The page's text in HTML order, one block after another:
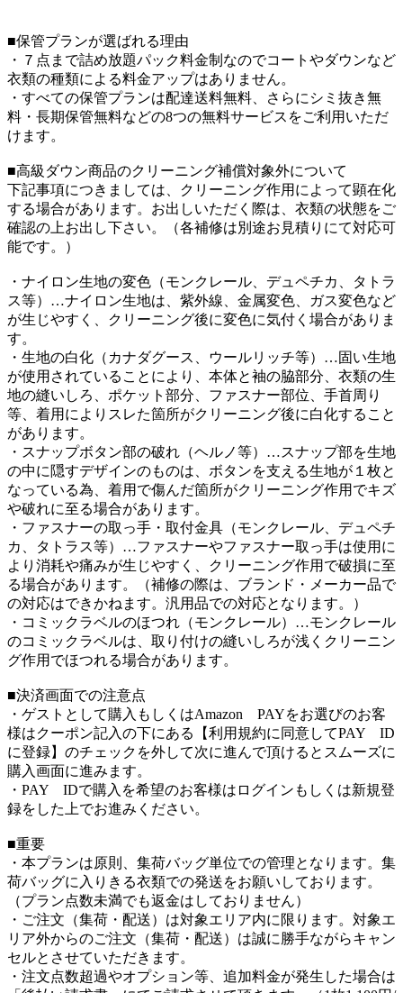
■保管プランが選ばれる理由
・７点まで詰め放題パック料金制なのでコートやダウンなど
衣類の種類による料金アップはありません。
・すべての保管プランは配達送料無料、さらにシミ抜き無
料・長期保管無料などの8つの無料サービスをご利用いただ
けます。
■高級ダウン商品のクリーニング補償対象外について
下記事項につきましては、クリーニング作用によって顕在化
する場合があります。お出しいただく際は、衣類の状態をご
確認の上お出し下さい。（各補修は別途お見積りにて対応可
能です。）
・ナイロン生地の変色（モンクレール、デュペチカ、タトラ
ス等）…ナイロン生地は、紫外線、金属変色、ガス変色など
が生じやすく、クリーニング後に変色に気付く場合がありま
す。
・生地の白化（カナダグース、ウールリッチ等）…固い生地
が使用されていることにより、本体と袖の脇部分、衣類の生
地の縫いしろ、ポケット部分、ファスナー部位、手首周り
等、着用によりスレた箇所がクリーニング後に白化すること
があります。
・スナップボタン部の破れ（ヘルノ等）…スナップ部を生地
の中に隠すデザインのものは、ボタンを支える生地が１枚と
なっている為、着用で傷んだ箇所がクリーニング作用でキズ
や破れに至る場合があります。
・ファスナーの取っ手・取付金具（モンクレール、デュペチ
カ、タトラス等）…ファスナーやファスナー取っ手は使用に
より消耗や痛みが生じやすく、クリーニング作用で破損に至
る場合があります。（補修の際は、ブランド・メーカー品で
の対応はできかねます。汎用品での対応となります。）
・コミックラベルのほつれ（モンクレール）…モンクレール
のコミックラベルは、取り付けの縫いしろが浅くクリーニン
グ作用でほつれる場合があります。
■決済画面での注意点
・ゲストとして購入もしくはAmazon PAYをお選びのお客
様はクーポン記入の下にある【利用規約に同意してPAY ID
に登録】のチェックを外して次に進んで頂けるとスムーズに
購入画面に進みます。
・PAY IDで購入を希望のお客様はログインもしくは新規登
録をした上でお進みください。
■重要
・本プランは原則、集荷バッグ単位での管理となります。集
荷バッグに入りきる衣類での発送をお願いしております。
（プラン点数未満でも返金はしておりません）
・ご注文（集荷・配送）は対象エリア内に限ります。対象エ
リア外からのご注文（集荷・配送）は誠に勝手ながらキャン
セルとさせていただきます。
・注文点数超過やオプション等、追加料金が発生した場合は